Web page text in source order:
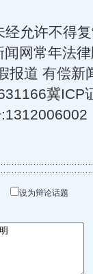
允许不得复
网常年法
报道 有偿新
冀ICP
设为辩论话题